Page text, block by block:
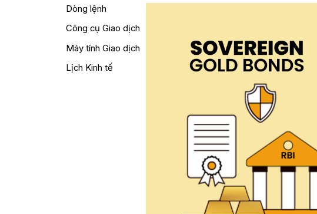
Dòng lệnh
Công cụ Giao dịch
Máy tính Giao dịch
Lịch Kinh tế